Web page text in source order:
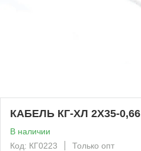
КАБЕЛЬ КГ-ХЛ 2Х35-0,66
В наличии
Код: КГ0223
Только опт